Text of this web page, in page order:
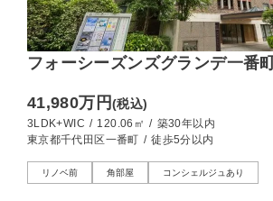
フォーシーズンズグランデ一番
ォーム
41,980万円(税込)
3LDK+WIC / 120.06㎡ / 築30年以内
東京都千代田区一番町 / 徒歩5分以内
リノベ前 角部屋 コンシェルジュあり